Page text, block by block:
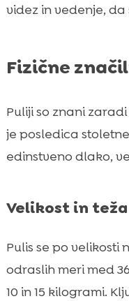
videz in vedenje,
Fizične
Puliji so znani
je posledica
edinstveno dlako,
Velikost in teža
Pulis se po velikosti
odraslih meri med
10 in 15 kilogrami.